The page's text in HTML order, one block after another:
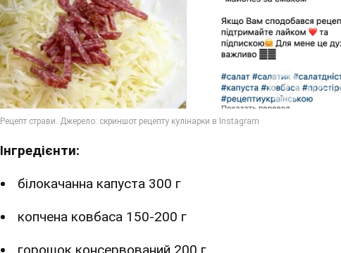
Інгредієнти:
білокачанна капуста 300 г
копчена ковбаса 150-200 г
горошок консервований 200 г